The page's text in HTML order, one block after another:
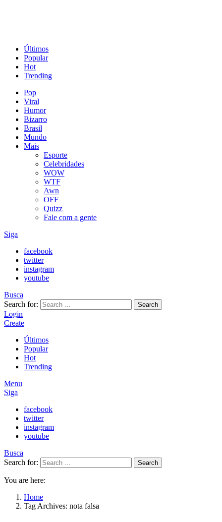
Últimos
Popular
Hot
Trending
Pop
Viral
Humor
Bizarro
Brasil
Mundo
Mais
Esporte
Celebridades
WOW
WTF
Awn
OFF
Quizz
Fale com a gente
Siga
facebook
twitter
instagram
youtube
Busca
Search for:
Search
Login
Create
Últimos
Popular
Hot
Trending
Menu
Siga
facebook
twitter
instagram
youtube
Busca
Search for:
Search
You are here:
Home
Tag Archives: nota falsa